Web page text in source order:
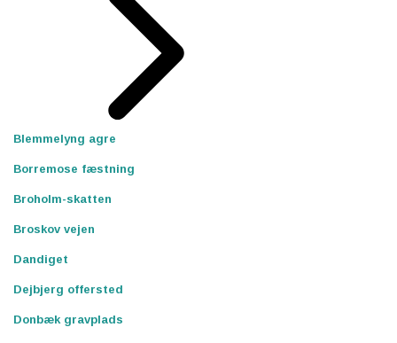
Blemmelyng agre
Borremose fæstning
Broholm-skatten
Broskov vejen
Dandiget
Dejbjerg offersted
Donbæk gravplads